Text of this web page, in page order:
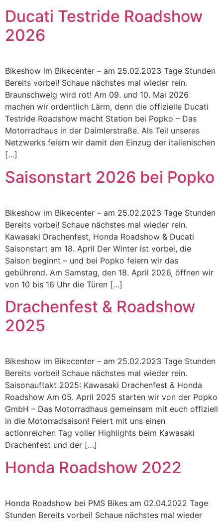
Ducati Testride Roadshow
2026
Bikeshow im Bikecenter – am 25.02.2023 Tage Stunden
Bereits vorbei! Schaue nächstes mal wieder rein.
Braunschweig wird rot! Am 09. und 10. Mai 2026
machen wir ordentlich Lärm, denn die offizielle Ducati
Testride Roadshow macht Station bei Popko – Das
Motorradhaus in der Daimlerstraße. Als Teil unseres
Netzwerks feiern wir damit den Einzug der italienischen
[…]
Saisonstart 2026 bei Popko
Bikeshow im Bikecenter – am 25.02.2023 Tage Stunden
Bereits vorbei! Schaue nächstes mal wieder rein.
Kawasaki Drachenfest, Honda Roadshow & Ducati
Saisonstart am 18. April Der Winter ist vorbei, die
Saison beginnt – und bei Popko feiern wir das
gebührend. Am Samstag, den 18. April 2026, öffnen wir
von 10 bis 16 Uhr die Türen […]
Drachenfest & Roadshow
2025
Bikeshow im Bikecenter – am 25.02.2023 Tage Stunden
Bereits vorbei! Schaue nächstes mal wieder rein.
Saisonauftakt 2025: Kawasaki Drachenfest & Honda
Roadshow Am 05. April 2025 starten wir von der Popko
GmbH – Das Motorradhaus gemeinsam mit euch offiziell
in die Motorradsaison! Feiert mit uns einen
actionreichen Tag voller Highlights beim Kawasaki
Drachenfest und der […]
Honda Roadshow 2022
Honda Roadshow bei PMS Bikes am 02.04.2022 Tage
Stunden Bereits vorbei! Schaue nächstes mal wieder